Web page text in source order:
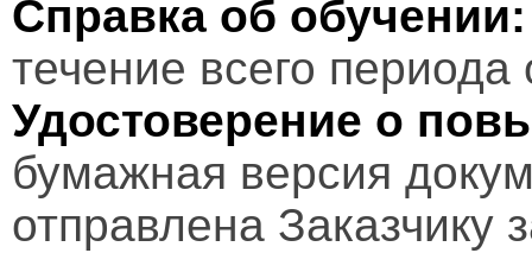
Справка об обучении:
течение всего периода
Удостоверение о
бумажная версия
отправлена Заказчику